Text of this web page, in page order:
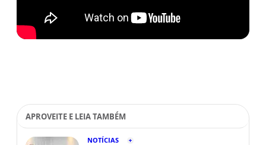
APROVEITE E LEIA TAMBÉM
NOTÍCIAS